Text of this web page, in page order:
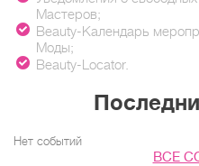
Мастеров;
Beauty-Календарь
Моды;
Beauty-Locator.
Нет событий
ВСЕ